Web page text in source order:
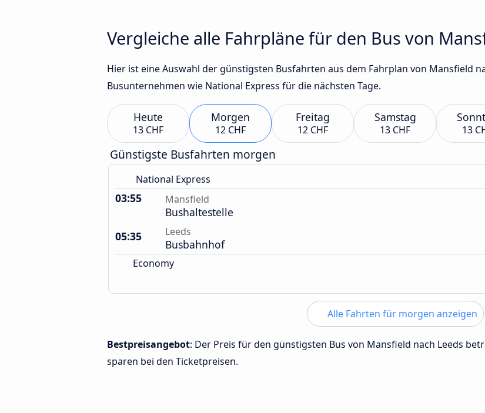
Vergleiche alle Fahrpläne für den Bus von
Hier ist eine Auswahl der günstigsten Busfahrten aus dem Fahrplan von Mansfield
Busunternehmen wie National Express für die nächsten Tage.
Heute
13 CHF
Morgen
12 CHF
Freitag
12 CHF
Samstag
13 CHF 13
Günstigste Busfahrten morgen
National Express
03:55 Mansfield
Bushaltestelle
05:35
Leeds
Busbahnhof
Economy
Alle Fahrten für morgen anzeigen
Bestpreisangebot: Der Preis für den günstigsten Bus von Mansfield nach Leeds
sparen bei den Ticketpreisen.